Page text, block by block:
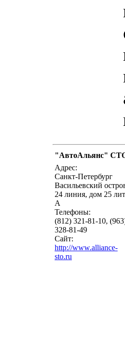
"АвтоАльянс"
Адрес:
Санкт-Петербург
Васильевский
24 линия, дом 25
А
Телефоны:
(812) 321-81-10,
328-81-49
Сайт:
http://www.alliance-
sto.ru